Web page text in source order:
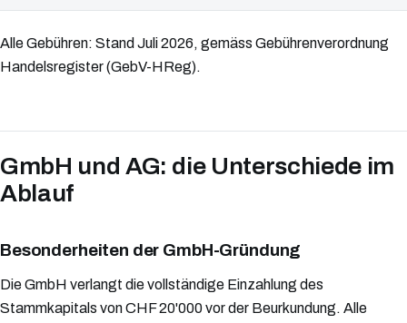
Alle Gebühren: Stand Juli 2026, gemäss Gebührenverordnung
Handelsregister (GebV-HReg).
GmbH und AG: die Unterschiede im
Ablauf
Besonderheiten der GmbH-Gründung
Die GmbH verlangt die vollständige Einzahlung des
Stammkapitals von CHF 20'000 vor der Beurkundung. Alle